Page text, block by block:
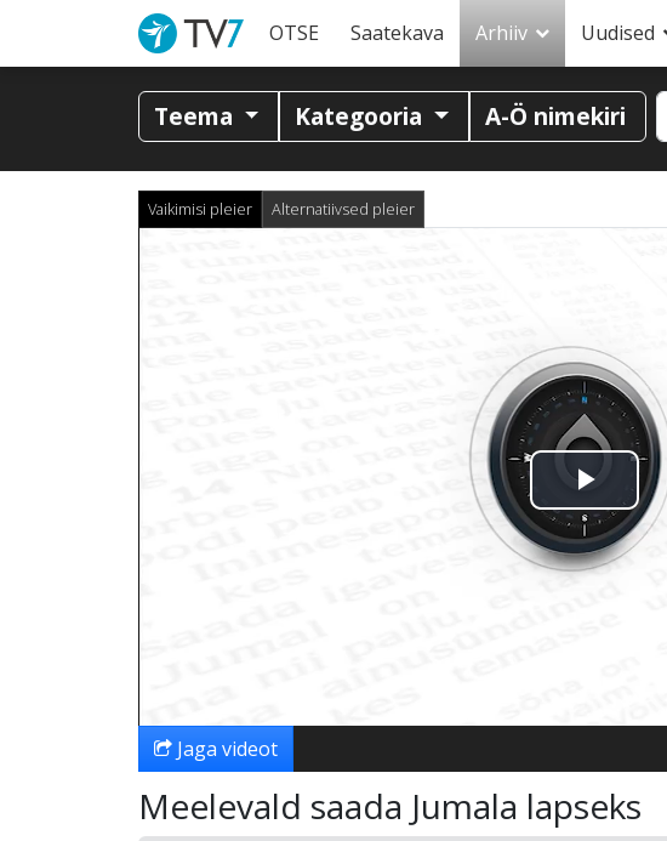
OTSE Saatekava Arhiiv Uudised
Teema Kategooria A-Ö nimekiri
Vaikimisi pleier Alternatiivsed pleier
Esita
video
Jaga videot
Meelevald saada Jumala lapseks